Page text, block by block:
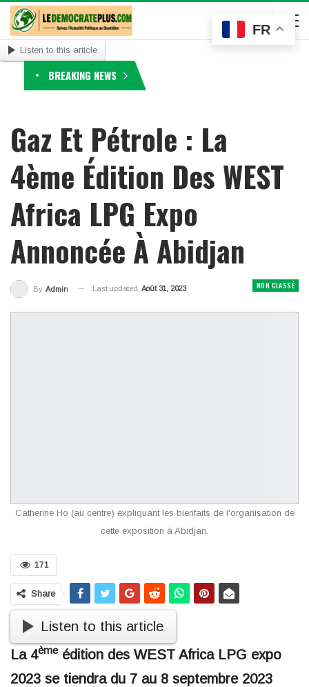
Listen to this article
BREAKING NEWS
Gaz Et Pétrole : La
4ème Édition Des WEST
Africa LPG Expo
Annoncée À Abidjan
NON CLASSÉ
By Admin Last updated Août 31, 2023
Catherine Ho (au centre) expliquant les bienfaits de l'organisation de
cette exposition à Abidjan.
171
Share
Listen to this article
La 4èmeédition des WEST Africa LPG expo
2023 se tiendra du 7 au 8 septembre 2023
FR